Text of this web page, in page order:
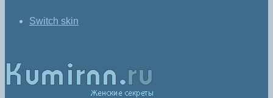
Switch skin